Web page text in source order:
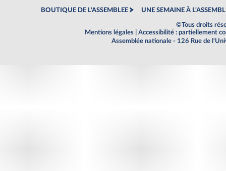
BOUTIQUE DE L'ASSEMBLEE UNE SEMAINE À
©Tous droits
Mentions légales
Accessibilité : partiellement
Assemblée nationale - 126 Rue de